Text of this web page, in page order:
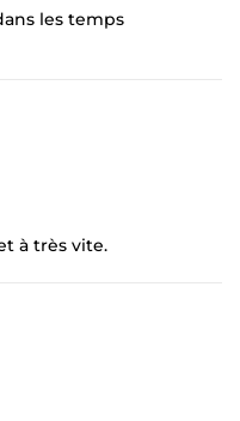
les temps
à très vite.